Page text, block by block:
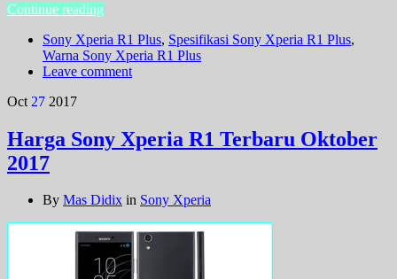
Continue reading
Sony Xperia R1 Plus, Spesifikasi Sony Xperia R1 Plus,
Warna Sony Xperia R1 Plus
Leave comment
Oct 27 2017
Harga Sony Xperia R1 Terbaru Oktober
2017
By Mas Didix in Sony Xperia